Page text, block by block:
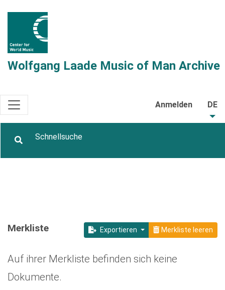
Wolfgang Laade Music of Man Archive
Anmelden DE
Exportieren Merkliste leeren
Merkliste
Auf ihrer Merkliste befinden sich keine
Dokumente.